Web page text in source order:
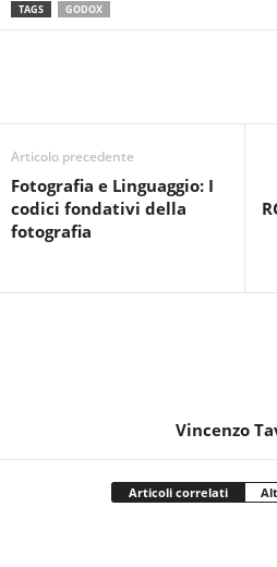
TAGS GODOX
Articolo precedente
Fotografia e Linguaggio: I
codici fondativi della
fotografia
Vincenzo
Articoli correlati